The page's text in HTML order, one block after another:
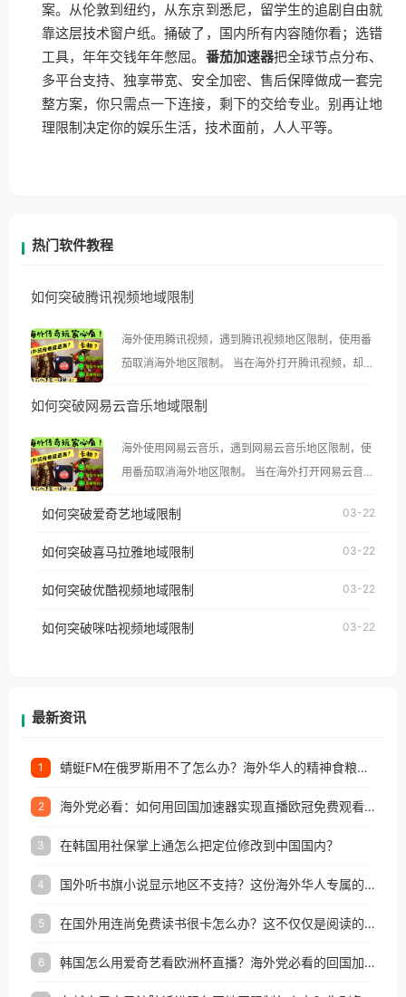
案。从伦敦到纽约，从东京到悉尼，留学生的追剧自由就
靠这层技术窗户纸。捅破了，国内所有内容随你看；选错
工具，年年交钱年年憋屈。 番茄加速器把全球节点分布、
多平台支持、独享带宽、安全加密、售后保障做成一套完
整方案，你只需点一下连接，剩下的交给专业。别再让地
理限制决定你的娱乐生活，技术面前，人人平等。
热门软件教程
如何突破腾讯视频地域限制
海外使用腾讯视频，遇到腾讯视频地区限制，使用番
茄取消海外地区限制。 当在海外打开腾讯视频，却突
示语。 海外用户如香港、澳门、台湾、美国、加拿
像其他音乐平台一样，出现地区及版权限制问题，且
仅能在中国大陆地区播放。 遇到这个问题的朋友们，
台湾、美国、加拿大、澳大利亚、欧洲等国家和地区
权限制所困扰。
如何突破网易云音乐地域限制
海外使用网易云音乐，遇到网易云音乐地区限制，使
用番茄取消海外地区限制。 当在海外打开网易云音
播放”的提示语。 海外用户如香港、澳门、台湾、美
制问题，且仅能在中国大陆地区播放。 遇到这个问题
户收听网易云音乐地区版权限制」的问题，无论人在
如何突破爱奇艺地域限制 03-22
如何突破喜马拉雅地域限制 03-22
如何突破优酷视频地域限制 03-22
如何突破咪咕视频地域限制 03-22
最新资讯
1 蜻蜓FM在俄罗斯用不了怎么办？海外华人的精神食粮补给方案
2 海外党必看：如何用回国加速器实现直播欧冠免费观看？附影视音乐全攻略
3 在韩国用社保掌上通怎么把定位修改到中国国内？
4 国外听书旗小说显示地区不支持？这份海外华人专属的国内内容解锁指南请收好
5 在国外用连尚免费读书很卡怎么办？这不仅仅是阅读的烦恼
6 韩国怎么用爱奇艺看欧洲杯直播？海外党必看的回国加速全攻略